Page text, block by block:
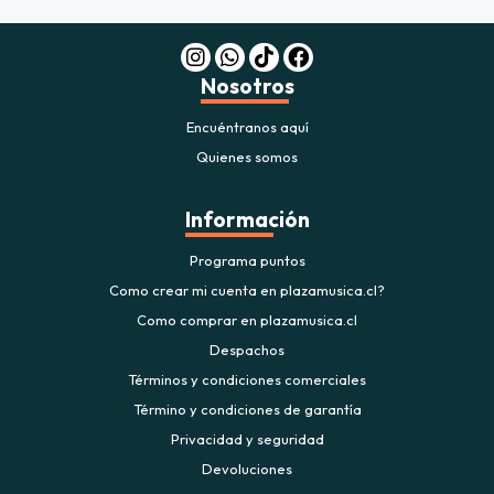
Nosotros
Encuéntranos aquí
Quienes somos
Información
Programa puntos
Como crear mi cuenta en plazamusica.cl?
Como comprar en plazamusica.cl
Despachos
Términos y condiciones comerciales
Término y condiciones de garantía
Privacidad y seguridad
Devoluciones